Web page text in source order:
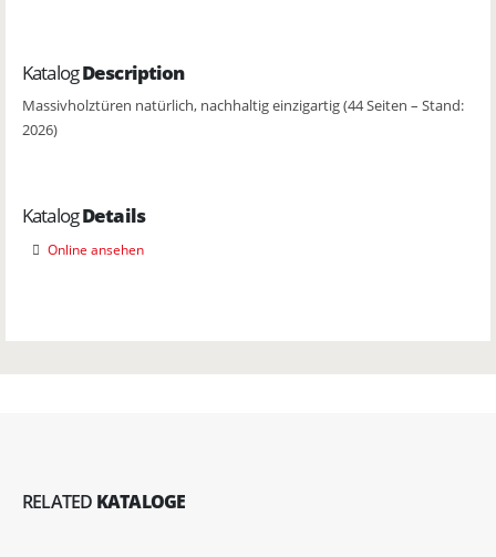
KatalogDescription
Massivholztüren natürlich, nachhaltig einzigartig (44 Seiten – Stand:
2026)
KatalogDetails
Online ansehen
RELATED KATALOGE